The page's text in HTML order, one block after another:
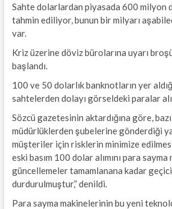
Sahte dolarlardan piyasada 600 milyon
tahmin ediliyor, bunun bir milyarı
var.
Kriz üzerine döviz bürolarına uyarı
başlandı.
100 ve 50 dolarlık banknotların yer
sahtelerden dolayı görseldeki paralar
Sözcü gazetesinin aktardığına göre,
müdürlüklerden şubelerine gönderdiği
müşteriler için risklerin minimize
eski basım 100 dolar alımını para
güncellemeler tamamlanana kadar
durdurulmuştur,” denildi.
Para sayma makinelerinin bu yeni